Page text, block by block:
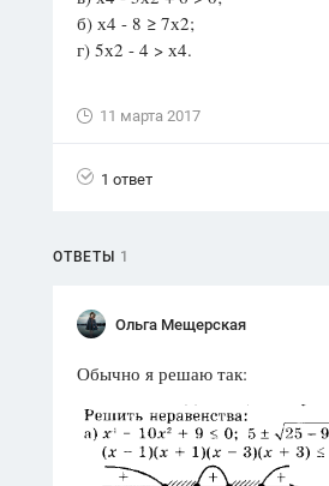
Вузы
ответа
Олимпиады
Spotlight
280 ответов
б) х4 - 8 ≥ 7х2;
г) 5х2 - 4 > х4.
11 марта 2017
1 ответ
ОТВЕТЫ 1
Ольга Мещерская
Обычно я решаю так: